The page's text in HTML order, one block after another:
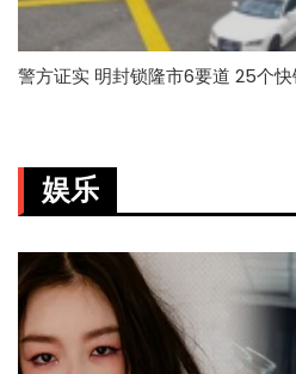
警方证实 明封锁隆市6要道 25个
娱乐